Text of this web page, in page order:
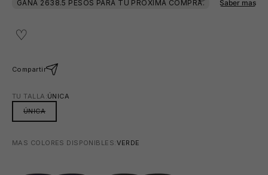
Compartir
TU TALLA:ÚNICA
ÚNICA
MAS COLORES DISPONIBLES:VERDE